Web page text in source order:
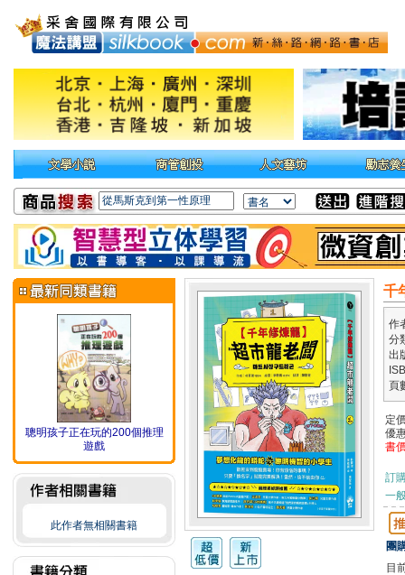
聰明孩子正在玩的200個推理
遊戲
此作者無相關書籍
千
作
分
出
頁
定
優
書
訂
一
團
目